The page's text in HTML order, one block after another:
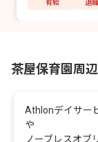
有給
退
茶屋保育園周
Athlonデイサー
や
ノーブレスオブ